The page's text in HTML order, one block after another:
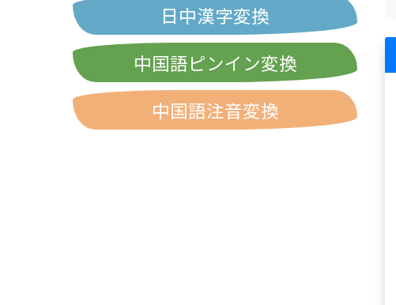
日中漢字変換
中国語ピンイン変換
中国語注音変換